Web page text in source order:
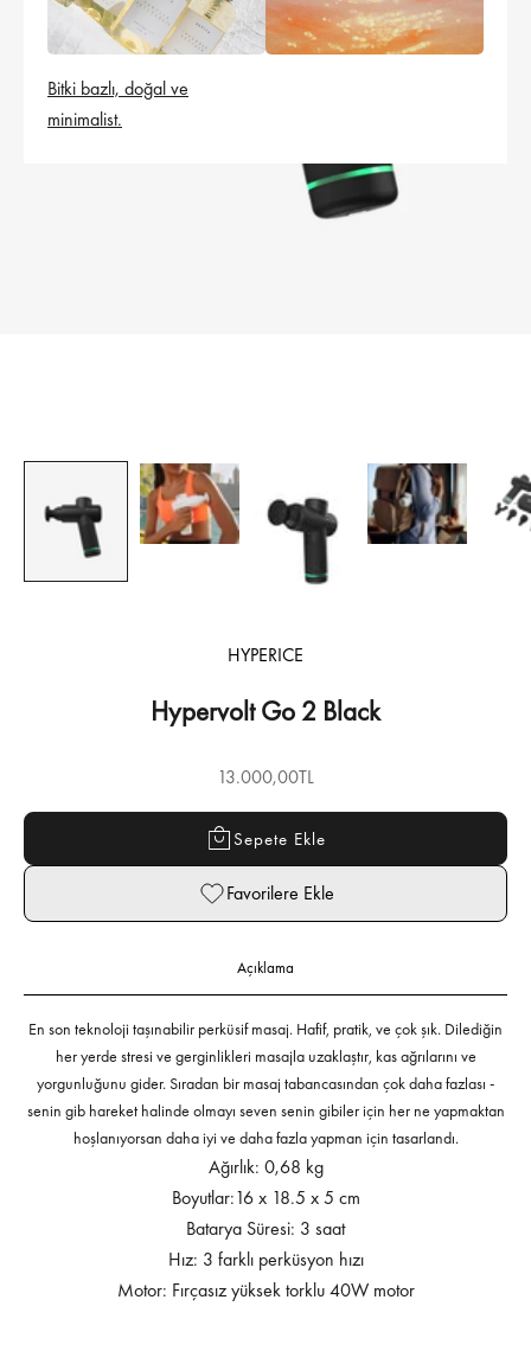
Bitki bazlı, doğal ve
minimalist.
HYPERICE
Hypervolt Go 2 Black
İndirimli fiyat
13.000,00TL
Sepete Ekle
Favorilere Ekle
Açıklama
En son teknoloji taşınabilir perküsif masaj. Hafif, pratik, ve çok şık. Dilediğin
her yerde stresi ve gerginlikleri masajla uzaklaştır, kas ağrılarını ve
yorgunluğunu gider. Sıradan bir masaj tabancasından çok daha fazlası -
senin gib hareket halinde olmayı seven senin gibiler için her ne yapmaktan
hoşlanıyorsan daha iyi ve daha fazla yapman için tasarlandı.
Ağırlık: 0,68 kg
Boyutlar:16 x 18.5 x 5 cm
Batarya Süresi: 3 saat
Hız: 3 farklı perküsyon hızı
Motor: Fırçasız yüksek torklu 40W motor